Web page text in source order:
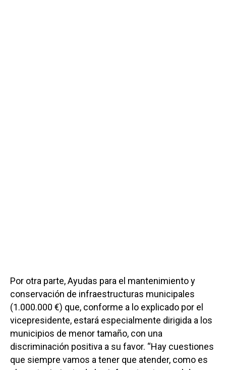
Por otra parte, Ayudas para el mantenimiento y
conservación de infraestructuras municipales
(1.000.000 €) que, conforme a lo explicado por el
vicepresidente, estará especialmente dirigida a los
municipios de menor tamaño, con una
discriminación positiva a su favor. “Hay cuestiones
que siempre vamos a tener que atender, como es